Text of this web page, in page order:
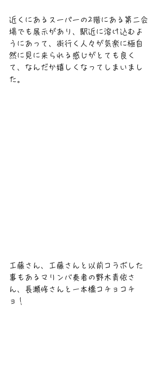
近くにあるスーパーの2階にある第二会
場でも展示があり、駅近に溶け込むよ
うにあって、街行く人々が気楽に極自
然に見に来られる感じがとても良く
て、なんだか嬉しくなってしまいまし
た。
工藤さん、工藤さんと以前コラボした
事もあるマリンバ奏者の野木青依さ
ん、長瀬修さんと一本橋コチョコチ
ョ！